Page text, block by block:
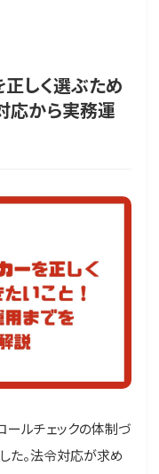
しく選ぶため
応から実務運
ールチェックの体制づ
た。法令対応が求め